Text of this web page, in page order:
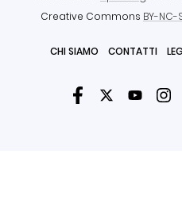
Creative Commons BY-NC-
CHI SIAMO CONTATTI